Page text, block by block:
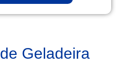
de Geladeira